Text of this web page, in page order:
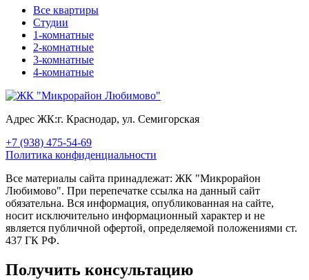
Все квартиры
Студии
1-комнатные
2-комнатные
3-комнатные
4-комнатные
Адрес ЖК:г. Краснодар, ул. Семигорская
+7 (938) 475-54-69
Политика конфиденциальности
Все материалы сайта принадлежат: ЖК "Микрорайон
Любимово". При перепечатке ссылка на данный сайт
обязательна. Вся информация, опубликованная на сайте,
носит исключительно информационный характер и не
является публичной офертой, определяемой положениями ст.
437 ГК РФ.
Получить консультацию